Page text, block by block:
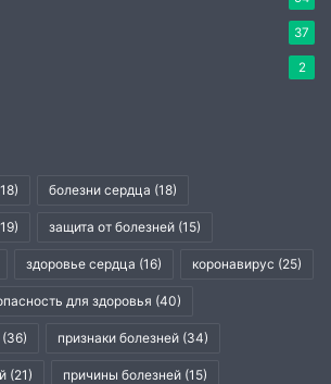
37
2
болезни сердца (18)
защита от болезней (15)
здоровье сердца (16) коронавирус (25)
для здоровья (40)
(36) признаки болезней (34)
(21) причины болезней (15)